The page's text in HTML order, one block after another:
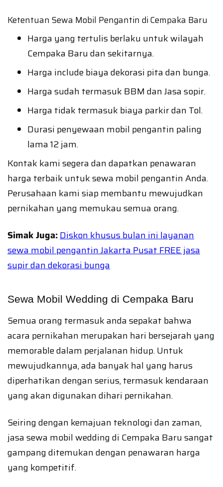
Ketentuan Sewa Mobil Pengantin di Cempaka Baru
Harga yang tertulis berlaku untuk wilayah
Cempaka Baru dan sekitarnya.
Harga include biaya dekorasi pita dan bunga.
Harga sudah termasuk BBM dan Jasa sopir.
Harga tidak termasuk biaya parkir dan Tol.
Durasi penyewaan mobil pengantin paling
lama 12 jam.
Kontak kami segera dan dapatkan penawaran
harga terbaik untuk sewa mobil pengantin Anda.
Perusahaan kami siap membantu mewujudkan
pernikahan yang memukau semua orang.
Simak Juga:Diskon khusus bulan ini layanan
sewa mobil pengantin Jakarta Pusat FREE jasa
supir dan dekorasi bunga
Sewa Mobil Wedding di Cempaka Baru
Semua orang termasuk anda sepakat bahwa
acara pernikahan merupakan hari bersejarah yang
memorable dalam perjalanan hidup. Untuk
mewujudkannya, ada banyak hal yang harus
diperhatikan dengan serius, termasuk kendaraan
yang akan digunakan dihari pernikahan.
Seiring dengan kemajuan teknologi dan zaman,
jasa sewa mobil wedding di Cempaka Baru sangat
gampang ditemukan dengan penawaran harga
yang kompetitif.